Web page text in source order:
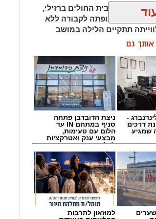
וחצי בבית החולים ברזילי,
לשחרור גופתה לקבורה ללא
תתקיים הלילה במושב
אותך גם
-
דרכים
שמגיע
ניצת הדובדבן פתחה
סניף במתחם IN עד
הלום עם טעימות,
מבצעי ענק ואטרקציות
לכל המשפחה
למוזאון לתרבות